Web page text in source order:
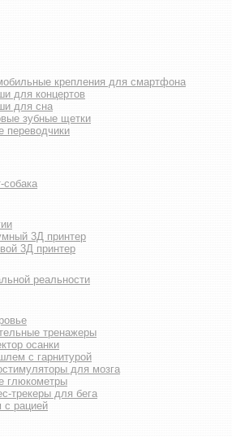
крепления для смартфона
для концертов
для сна
зубные щетки
переводчики
собака
3Д принтер
3Д принтер
реальности
тренажеры
осанки
с гарнитурой
для мозга
глюкометры
трекеры для бега
рацией